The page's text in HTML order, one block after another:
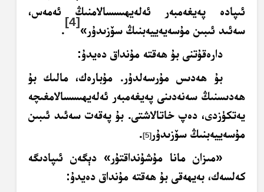
ئىپادە پەيغەمبەر ئەلەيھىسسالامنىڭ ئەمەس،
سەئىد ئىبىن مۇسەيەييەبنىڭ سۆزىدۇر»
[4]
.
دارەقۇتنى بۇ ھەقتە مۇنداق دەيدۇ:
بۇ ھەدىس مۇرسەلدۇر. مۇبارەك، مالىك بۇ
ھەدىسنىڭ سەنەدىنى پەيغەمبەر ئەلەيھىسسالامغىچە
يەتكۈزدى، دەپ خاتالاشتى. بۇ پەقەت سەئىد ئىبىن
مۇسەييەبنىڭ سۆزىدۇر[5]
.
«مىزان مانا مۇشۇنداقتۇر» دېگەن ئىپادىگە
كەلسەك، بەيھەقى بۇ ھەقتە مۇنداق دەيدۇ: